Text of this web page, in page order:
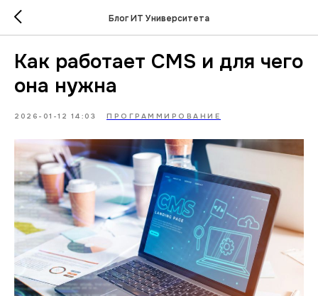
Блог ИТ Университета
Как работает CMS и для чего
она нужна
2026-01-12 14:03 ПРОГРАММИРОВАНИЕ